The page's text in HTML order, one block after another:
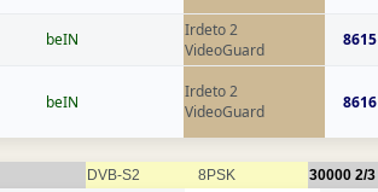
beIN
Irdeto 2
VideoGuard
8615
beIN
Irdeto 2
VideoGuard
8616
DVB-S2 8PSK 30000 2/3